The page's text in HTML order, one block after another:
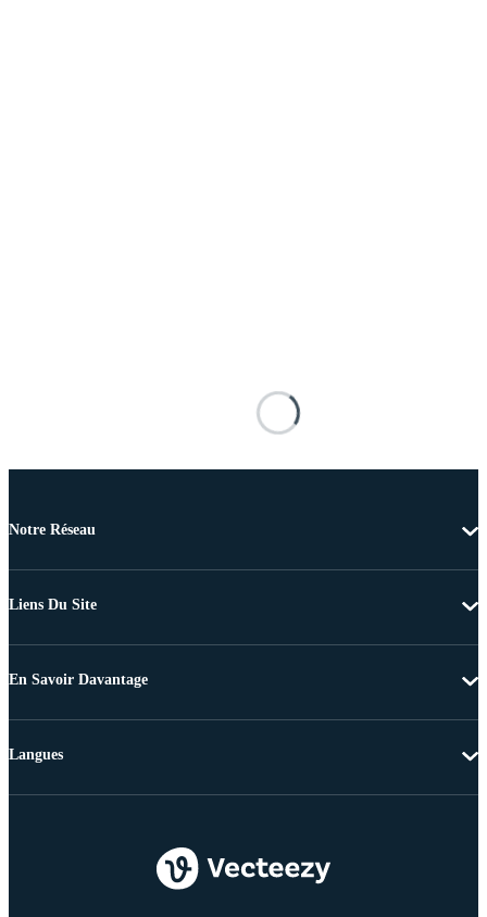
Notre Réseau
Liens Du Site
En Savoir Davantage
Langues